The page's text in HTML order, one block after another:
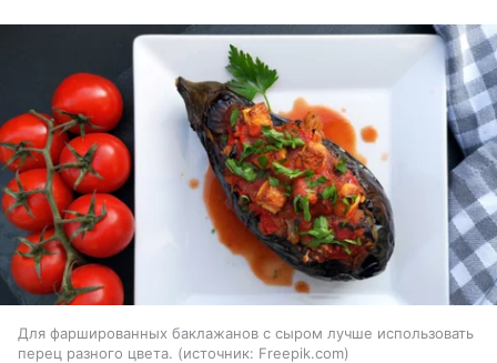
Для фаршированных баклажанов с сыром лучше использовать
перец разного цвета.
источник: Freepik.com